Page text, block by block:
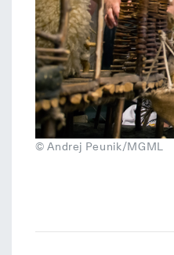
© Andrej Peunik/MGML